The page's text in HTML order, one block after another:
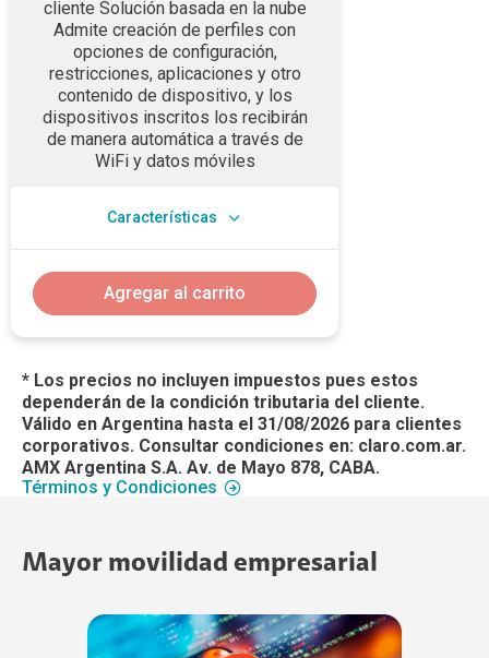
cliente Solución basada en la nube
Admite creación de perfiles con
opciones de configuración,
restricciones, aplicaciones y otro
contenido de dispositivo, y los
dispositivos inscritos los recibirán
de manera automática a través de
WiFi y datos móviles
Características
Agregar al carrito
* Los precios no incluyen impuestos pues estos
dependerán de la condición tributaria del cliente.
Válido en Argentina hasta el 31/08/2026 para clientes
corporativos. Consultar condiciones en: claro.com.ar.
AMX Argentina S.A. Av. de Mayo 878, CABA.
Términos y Condiciones
Mayor movilidad empresarial